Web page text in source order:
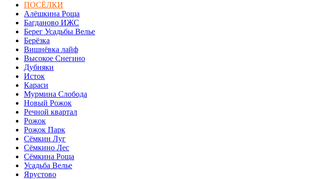
ПОСЁЛКИ
Алёшкина Роща
Багданово ИЖС
Берег Усадьбы Велье
Берёзка
Вишнёвка лайф
Высокое Снегино
Дубняки
Исток
Караси
Мурмина Слобода
Новый Рожок
Речной квартал
Рожок
Рожок Парк
Сёмкин Луг
Сёмкино Лес
Сёмкина Роща
Усадьба Велье
Ярустово